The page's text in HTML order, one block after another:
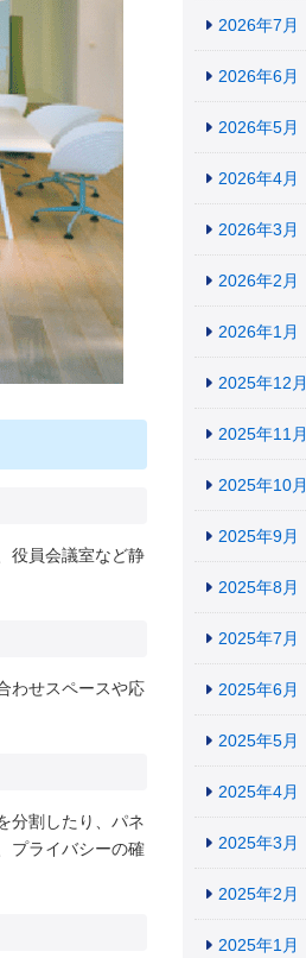
役員会議室など静
わせスペースや応
分割したり、パネ
プライバシーの確
2026年7月
2026年6月
2026年5月
2026年4月
2026年3月
2026年2月
2026年1月
2025年12月
2025年11月
2025年10月
2025年9月
2025年8月
2025年7月
2025年6月
2025年5月
2025年4月
2025年3月
2025年2月
2025年1月